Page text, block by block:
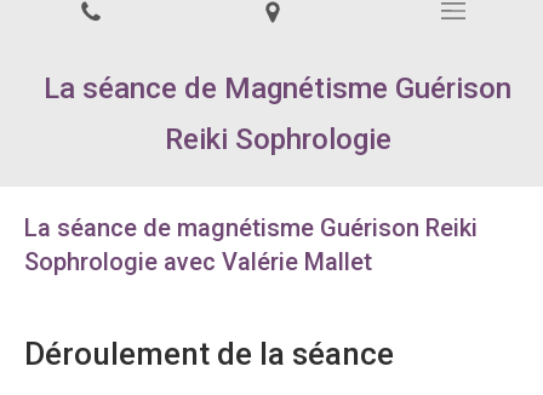
La séance de Magnétisme Guérison
Reiki Sophrologie
La séance de magnétisme Guérison Reiki
Sophrologie avec Valérie Mallet
Déroulement de la séance